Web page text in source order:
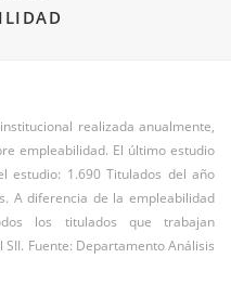
realizada anualmente,
empleabilidad. El último estudio
estudio: 1.690 Titulados del año
A diferencia de la empleabilidad
los titulados que trabajan
Fuente: Departamento Análisis